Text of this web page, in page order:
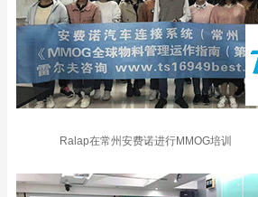
Ralap在常州安费诺进行MMOG培训